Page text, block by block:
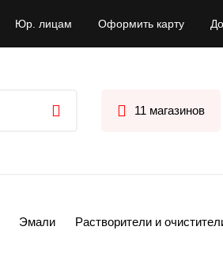
Юр. лицам Оформить карту
11 магазинов
Эмали Растворители и